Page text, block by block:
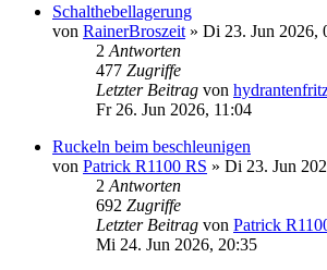
Schalthebellagerung
von RainerBroszeit » Di 23. Jun 2026,
2 Antworten
477 Zugriffe
Letzter Beitrag von
Fr 26. Jun 2026, 11:04
Ruckeln beim beschleunigen
von Patrick R1100 RS » Di 23. Jun
2 Antworten
692 Zugriffe
Letzter Beitrag von Patrick
Mi 24. Jun 2026, 20:35